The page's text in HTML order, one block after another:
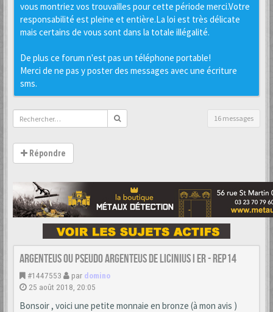
vous montriez vos trouvailles pour cette période merci.Votre
responsabilité est pleine et entière.La loi est très délicate
mais certains de vous sont dans la totale illégalité.
De plus ce forum n'est pas un téléphone portable!
Merci de ne pas y poster des messages avec une écriture
sms.
16 messages
Répondre
Argenteus ou pseudo argenteus de LICINIUS I er - REP14
#1447553 par domino
25 août 2018, 20:05
Bonsoir , voici une petite monnaie en bronze (à mon avis )